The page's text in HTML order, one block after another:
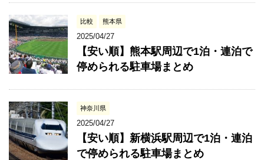
比較 熊本県
2025/04/27
【安い順】熊本駅周辺で1泊・連泊で
停められる駐車場まとめ
神奈川県
2025/04/27
【安い順】新横浜駅周辺で1泊・連泊
で停められる駐車場まとめ